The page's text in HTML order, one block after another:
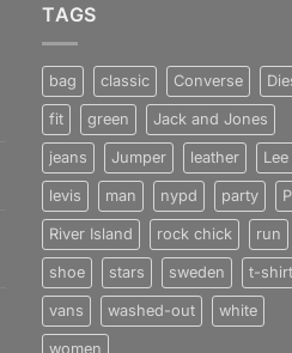
TAGS
bag classic Converse
fit green Jack and Jones
jeans Jumper leather Lee
levis man nypd party
River Island rock chick run
shoe stars sweden t-shirt
vans washed-out white
women